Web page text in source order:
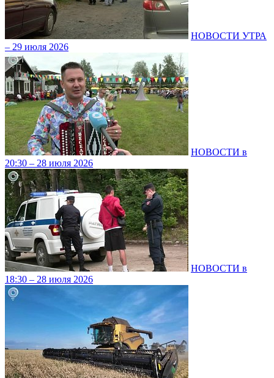
НОВОСТИ УТРА
– 29 июля 2026
НОВОСТИ в
20:30 – 28 июля 2026
НОВОСТИ в
18:30 – 28 июля 2026